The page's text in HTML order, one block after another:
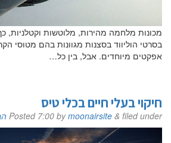
מכונות מלחמה מהירות, מלוטשות וקטלניות,
בסרטי הוליווד בסצנות מגוונות בהם מטוסי
אפקטים מיוחדים. אבל, בין כל…
חיקוי בעלי חיים בכלי טיס
Posted 7:00 bymoonairsite & filed under